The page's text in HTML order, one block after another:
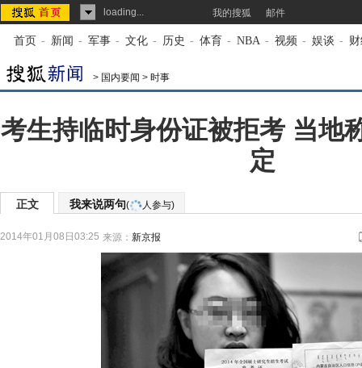
loading... 我的搜狐 邮件
首页 - 新闻 - 军事 - 文化 - 历史 - 体育 - NBA - 视频 - 娱谈 -
> 国内要闻 > 时事
考生持临时身份证被拒考 当地
定
正文 我来说两句( 人参与)
2014年01月08日03:25 来源： 新京报